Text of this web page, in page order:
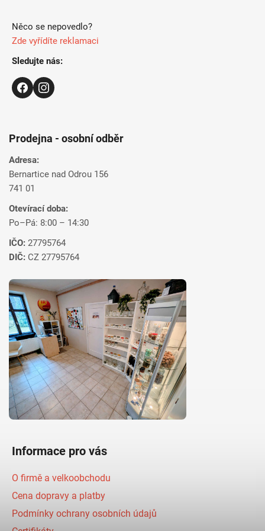
Něco se nepovedlo?
Zde vyřídíte reklamaci
Sledujte nás:
Prodejna - osobní odběr
Adresa:
Bernartice nad Odrou 156
741 01
Otevírací doba:
Po–Pá: 8:00 – 14:30
IČO: 27795764
DIČ: CZ 27795764
Informace pro vás
O firmě a velkoobchodu
Cena dopravy a platby
Podmínky ochrany osobních údajů